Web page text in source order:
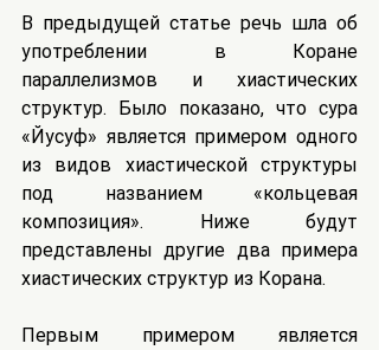
В предыдущей статье речь шла об
употреблении в Коране
параллелизмов и хиастических
структур. Было показано, что сура
«Йусуф» является примером одного
из видов хиастической структуры
под названием «кольцевая
композиция». Ниже будут
представлены другие два примера
хиастических структур из Корана.
Первым примером является